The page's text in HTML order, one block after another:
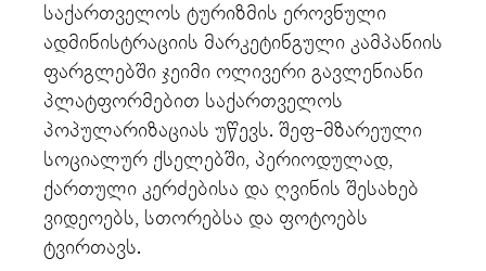
საქართველოს ტურიზმის ეროვნული
ადმინისტრაციის მარკეტინგული კამპანიის
ფარგლებში ჯეიმი ოლივერი გავლენიანი
პლატფორმებით საქართველოს
პოპულარიზაციას უწევს. შეფ-მზარეული
სოციალურ ქსელებში, პერიოდულად,
ქართული კერძებისა და ღვინის შესახებ
ვიდეოებს, სთორებსა და ფოტოებს
ტვირთავს.